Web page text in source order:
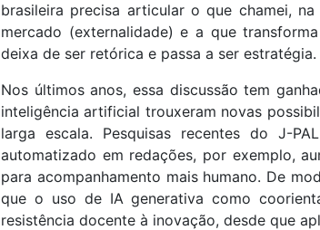
brasileira precisa articular o que chamei,
mercado (externalidade) e a que
deixa de ser retórica e passa a ser estratégia.
Nos últimos anos, essa discussão tem
inteligência artificial trouxeram novas
larga escala. Pesquisas recentes do J-
automatizado em redações, por exemplo,
para acompanhamento mais humano. De
que o uso de IA generativa como
resistência docente à inovação, desde que